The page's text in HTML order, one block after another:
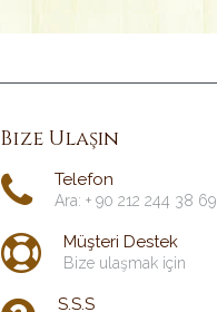
Bize Ulaşın
Telefon
Ara: + 90 212 244 38 69
Müşteri Destek
Bize ulaşmak için
S.S.S